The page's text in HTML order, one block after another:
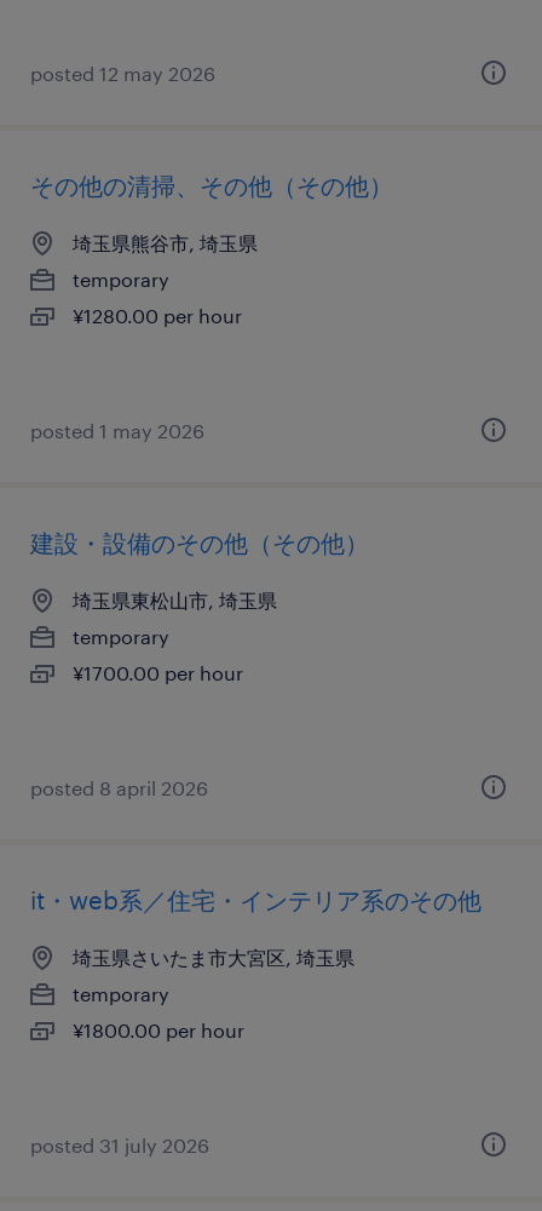
posted 12 may 2026
その他の清掃、その他（その他）
埼玉県熊谷市, 埼玉県
temporary
¥1280.00 per hour
posted 1 may 2026
建設・設備のその他（その他）
埼玉県東松山市, 埼玉県
temporary
¥1700.00 per hour
posted 8 april 2026
it・web系／住宅・インテリア系のその他
埼玉県さいたま市大宮区, 埼玉県
temporary
¥1800.00 per hour
posted 31 july 2026